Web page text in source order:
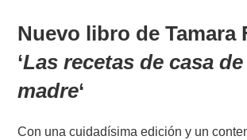
Nuevo libro de Tamara
‘Las recetas de casa
madre‘
Con una cuidadísima edición y un